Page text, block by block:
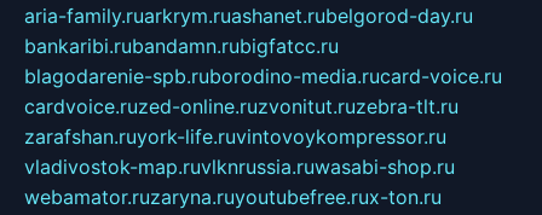
aria-family.ruarkrym.ruashanet.rubelgorod-day.ru
bankaribi.rubandamn.rubigfatcc.ru
blagodarenie-spb.ruborodino-media.rucard-voice.ru
cardvoice.ruzed-online.ruzvonitut.ruzebra-tlt.ru
zarafshan.ruyork-life.ruvintovoykompressor.ru
vladivostok-map.ruvlknrussia.ruwasabi-shop.ru
webamator.ruzaryna.ruyoutubefree.rux-ton.ru